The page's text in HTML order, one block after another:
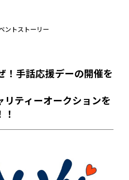
ントストーリー
！手話応援デーの開催を
ティーオークションを